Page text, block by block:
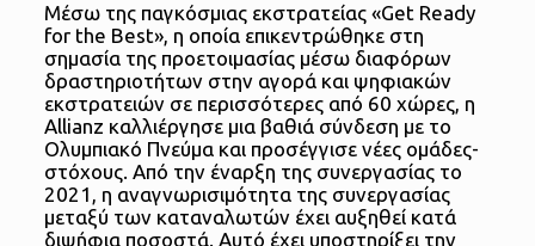
Μέσω της παγκόσμιας εκστρατείας «Get Ready
for the Best», η οποία επικεντρώθηκε στη
σημασία της προετοιμασίας μέσω διαφόρων
δραστηριοτήτων στην αγορά και ψηφιακών
εκστρατειών σε περισσότερες από 60 χώρες, η
Allianz καλλιέργησε μια βαθιά σύνδεση με το
Ολυμπιακό Πνεύμα και προσέγγισε νέες ομάδες-
στόχους. Από την έναρξη της συνεργασίας το
2021, η αναγνωρισιμότητα της συνεργασίας
μεταξύ των καταναλωτών έχει αυξηθεί κατά
διψήφια ποσοστά. Αυτό έχει υποστηρίξει την